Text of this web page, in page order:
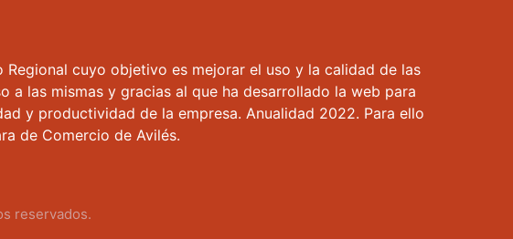
Regional cuyo objetivo es mejorar el uso y la calidad de las
las mismas y gracias al que ha desarrollado la web para
y productividad de la empresa. Anualidad 2022. Para ello
de Comercio de Avilés.
reservados.